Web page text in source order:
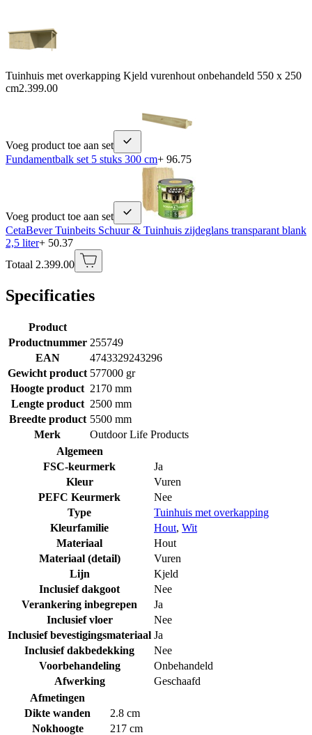
Tuinhuis met overkapping Kjeld vurenhout onbehandeld 550 x 250
cm2.399.00
Voeg product toe aan set
Fundamentbalk set 5 stuks 300 cm+ 96.75
Voeg product toe aan set
CetaBever Tuinbeits Schuur & Tuinhuis zijdeglans transparant blank
2,5 liter+ 50.37
Totaal 2.399.00
Specificaties
Product
Productnummer 255749
EAN
4743329243296
Gewicht product 577000 gr
Hoogte product 2170 mm
Lengte product 2500 mm
Breedte product 5500 mm
Merk
Outdoor Life Products
Algemeen
FSC-keurmerk
Ja
Kleur
Vuren
PEFC Keurmerk
Nee
Type
Tuinhuis met overkapping
Kleurfamilie
Hout, Wit
Materiaal
Hout
Materiaal (detail)
Vuren
Lijn
Kjeld
Inclusief dakgoot
Nee
Verankering inbegrepen
Ja
Inclusief vloer
Nee
Inclusief bevestigingsmateriaal Ja
Inclusief dakbedekking
Nee
Voorbehandeling
Onbehandeld
Afwerking
Geschaafd
Afmetingen
Dikte wanden
2.8 cm
Nokhoogte
217 cm